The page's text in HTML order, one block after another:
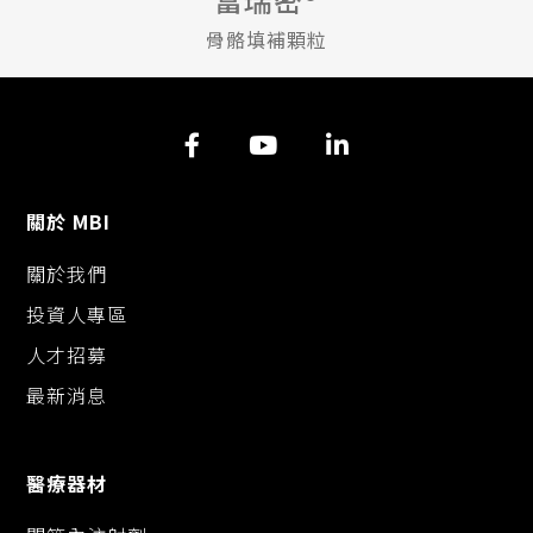
骨骼填補顆粒
關於 MBI
關於我們
投資人專區
人才招募
最新消息
醫療器材